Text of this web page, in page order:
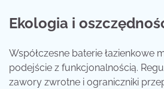
Ekologia i
Współczesne baterie łazienkowe
podejście z funkcjonalnością.
zawory zwrotne i ograniczniki